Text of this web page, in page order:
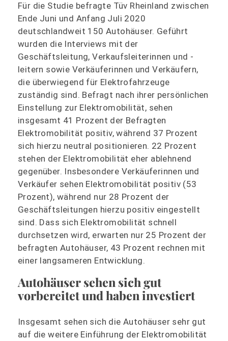
Für die Studie befragte Tüv Rheinland zwischen
Ende Juni und Anfang Juli 2020
deutschlandweit 150 Autohäuser. Geführt
wurden die Interviews mit der
Geschäftsleitung, Verkaufsleiterinnen und -
leitern sowie Verkäuferinnen und Verkäufern,
die überwiegend für Elektrofahrzeuge
zuständig sind. Befragt nach ihrer persönlichen
Einstellung zur Elektromobilität, sehen
insgesamt 41 Prozent der Befragten
Elektromobilität positiv, während 37 Prozent
sich hierzu neutral positionieren. 22 Prozent
stehen der Elektromobilität eher ablehnend
gegenüber. Insbesondere Verkäuferinnen und
Verkäufer sehen Elektromobilität positiv (53
Prozent), während nur 28 Prozent der
Geschäftsleitungen hierzu positiv eingestellt
sind. Dass sich Elektromobilität schnell
durchsetzen wird, erwarten nur 25 Prozent der
befragten Autohäuser, 43 Prozent rechnen mit
einer langsameren Entwicklung.
Autohäuser sehen sich gut
vorbereitet und haben investiert
Insgesamt sehen sich die Autohäuser sehr gut
auf die weitere Einführung der Elektromobilität